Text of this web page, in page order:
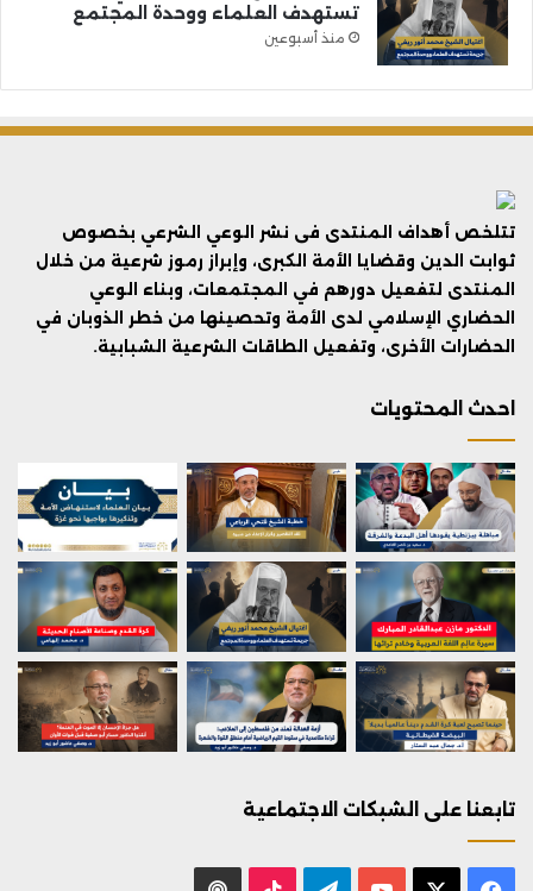
تستهدف العلماء ووحدة المجتمع
منذ أسبوعين
تتلخص أهداف المنتدى فى نشر الوعي الشرعي بخصوص
ثوابت الدين وقضايا الأمة الكبرى، وإبراز رموز شرعية من خلال
المنتدى لتفعيل دورهم في المجتمعات، وبناء الوعي
الحضاري الإسلامي لدى الأمة وتحصينها من خطر الذوبان في
الحضارات الأخرى، وتفعيل الطاقات الشرعية الشبابية.
احدث المحتويات
تابعنا على الشبكات الاجتماعية